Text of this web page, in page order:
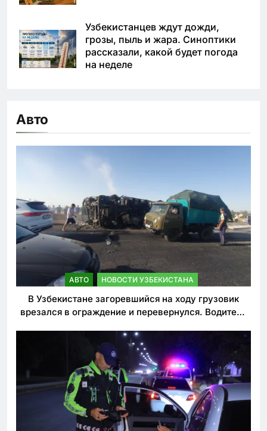
Узбекистанцев ждут дожди,
грозы, пыль и жара. Синоптики
рассказали, какой будет погода
на неделе
Авто
АВТО НОВОСТИ УЗБЕКИСТАНА
В Узбекистане загоревшийся на ходу грузовик
врезался в ограждение и перевернулся. Водитель